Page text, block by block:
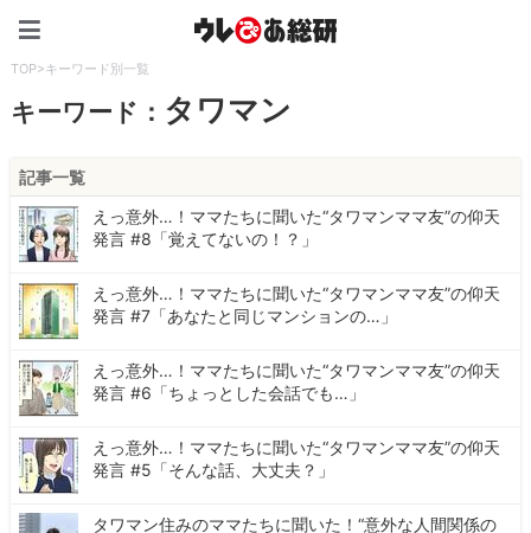
TOP>キーワード別一覧
キーワード： タワマン
記事一覧
えっ意外…！ママたちに聞いた“タワマンママ友”の仰天
発言 #8「覚えてないの！？」
えっ意外…！ママたちに聞いた“タワマンママ友”の仰天
発言 #7「あなたと同じマンションの…」
えっ意外…！ママたちに聞いた“タワマンママ友”の仰天
発言 #6「ちょっとした会話でも…」
えっ意外…！ママたちに聞いた“タワマンママ友”の仰天
発言 #5「そんな話、大丈夫？」
タワマン住みのママたちに聞いた！“意外な人間関係の